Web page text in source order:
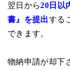
翌日から20日以
書』を提出する
できます。
物納申請が却下